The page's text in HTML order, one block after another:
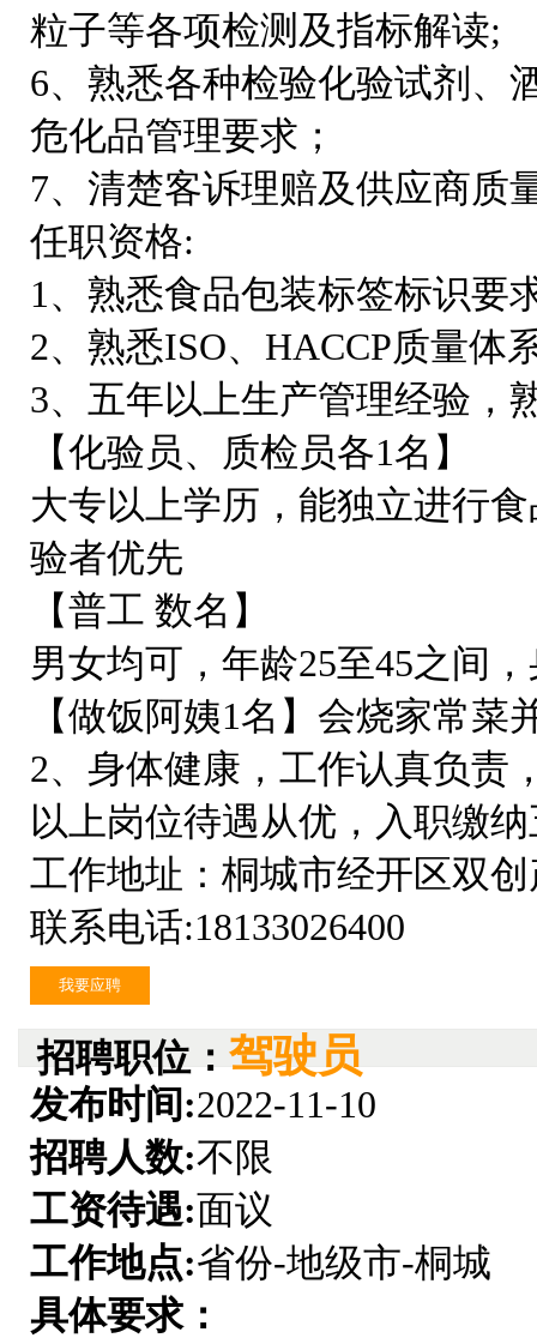
粒子等各项检测及指标解读;
6、熟悉各种检验化验试剂、
危化品管理要求；
7、清楚客诉理赔及供应商质
任职资格:
1、熟悉食品包装标签标识要
2、熟悉ISO、HACCP质量体
3、五年以上生产管理经验，
【化验员、质检员各1名】
大专以上学历，能独立进行
验者优先
【普工 数名】
男女均可，年龄25至45之间
【做饭阿姨1名】会烧家常
2、身体健康，工作认真负责
以上岗位待遇从优，入职缴
工作地址：桐城市经开区双
联系电话:18133026400
我要应聘
招聘职位： 驾驶员
发布时间:2022-11-10
招聘人数:不限
工资待遇:面议
工作地点:省份-地级市-桐城
具体要求：